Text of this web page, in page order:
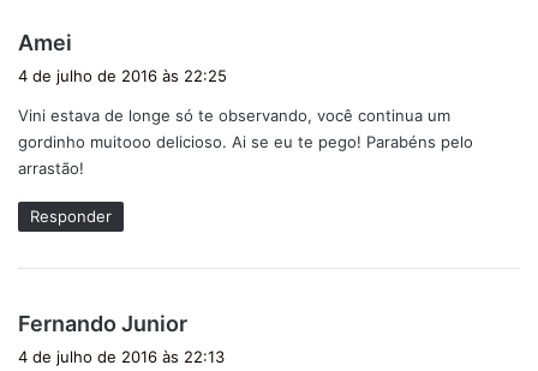
Amei
s
e
:
4 de julho de 2016 às 22:25
Vini estava de longe só te observando, você continua um
gordinho muitooo delicioso. Ai se eu te pego! Parabéns pelo
arrastão!
Responder
Fernando Junior
4 de julho de 2016 às 22:13